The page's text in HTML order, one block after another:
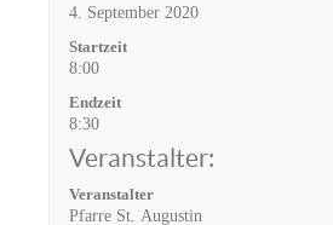
4. September 2020
Startzeit
8:00
Endzeit
8:30
Veranstalter:
Veranstalter
Pfarre St. Augustin